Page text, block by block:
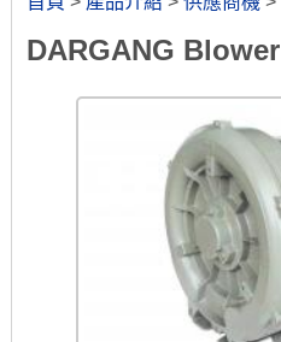
DARGANG Blower